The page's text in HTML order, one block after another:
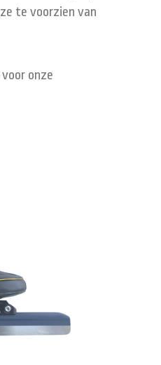
te voorzien van
onze